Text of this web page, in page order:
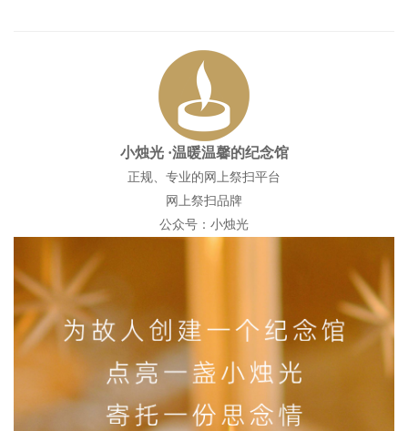
小烛光 ·温暖温馨的纪念馆
正规、专业的网上祭扫平台
网上祭扫品牌
公众号：小烛光